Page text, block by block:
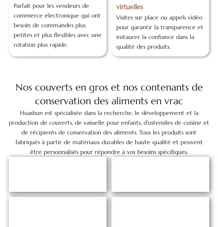
Parfait pour les vendeurs de
commerce électronique qui ont
besoin de commandes plus
petites et plus flexibles avec une
rotation plus rapide.
virtuelles
Visites sur place ou appels vidéo
pour garantir la transparence et
instaurer la confiance dans la
qualité des produits.
Nos couverts en gros et nos contenants de
conservation des aliments en vrac
Huashun est spécialisée dans la recherche, le développement et la
production de couverts, de vaisselle pour enfants, d'ustensiles de cuisine et
de récipients de conservation des aliments. Tous les produits sont
fabriqués à partir de matériaux durables de haute qualité et peuvent
être personnalisés pour répondre à vos besoins spécifiques.